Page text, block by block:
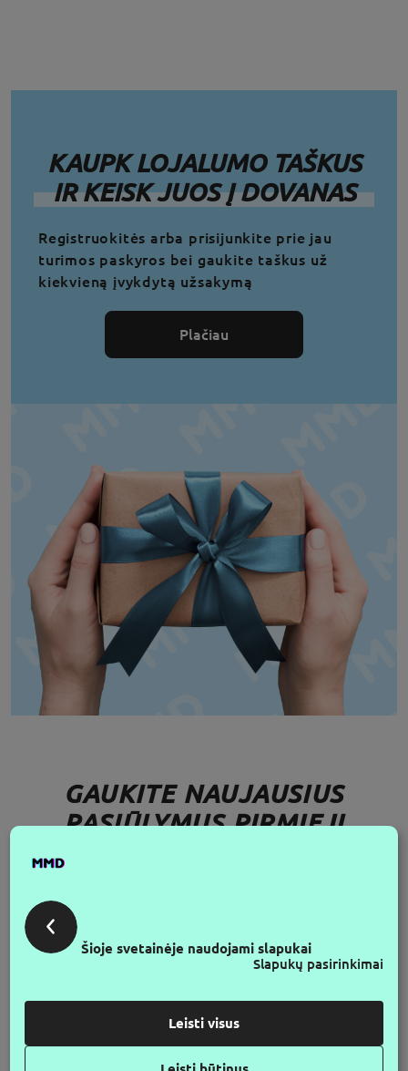
KAUPK LOJALUMO TAŠKUS
IR KEISK JUOS Į DOVANAS
Registruokitės arba prisijunkite prie jau
turimos paskyros bei gaukite taškus už
kiekvieną įvykdytą užsakymą
Plačiau
GAUKITE NAUJAUSIUS
PASIŪLYMUS PIRMIEJI
Šioje svetainėje naudojami slapukai
Slapukų pasirinkimai
Leisti visus